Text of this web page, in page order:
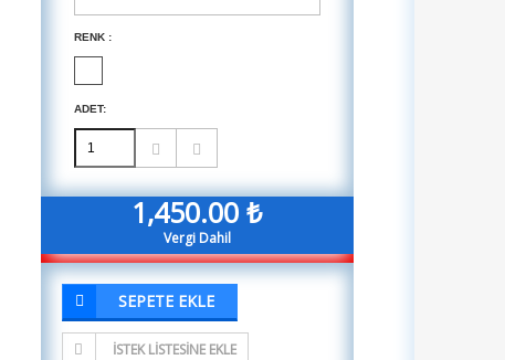
RENK :
ADET:
1,450.00 ₺
Vergi Dahil
SEPETE EKLE
İSTEK LISTESINE EKLE